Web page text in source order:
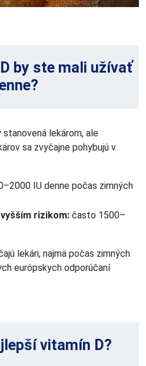
by ste mali užívať
stanovená lekárom, ale
sa zvyčajne pohybujú v
IU denne počas zimných
rizikom: často 1500–
lekári, najmä počas zimných
európskych odporúčaní
vitamín D?